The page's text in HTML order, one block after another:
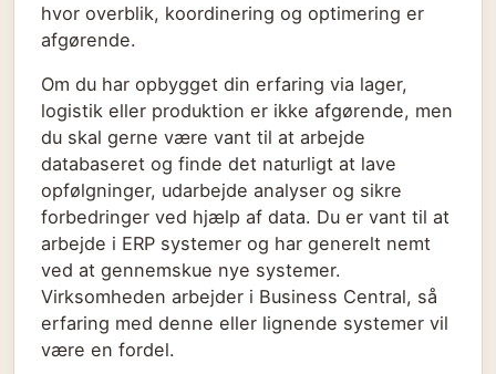
hvor overblik, koordinering og optimering er
afgørende.
Om du har opbygget din erfaring via lager,
logistik eller produktion er ikke afgørende, men
du skal gerne være vant til at arbejde
databaseret og finde det naturligt at lave
opfølgninger, udarbejde analyser og sikre
forbedringer ved hjælp af data. Du er vant til at
arbejde i ERP systemer og har generelt nemt
ved at gennemskue nye systemer.
Virksomheden arbejder i Business Central, så
erfaring med denne eller lignende systemer vil
være en fordel.